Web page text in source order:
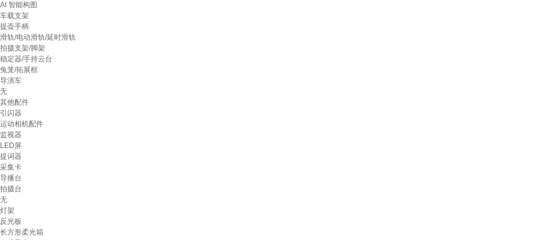
AI 智能构图
车载支架
提壶手柄
滑轨/电动滑轨/延时滑轨
拍摄支架/脚架
稳定器/手持云台
兔笼/拓展框
导演车
无
其他配件
引闪器
运动相机配件
监视器
LED屏
提词器
采集卡
导播台
拍摄台
无
灯架
反光板
长方形柔光箱